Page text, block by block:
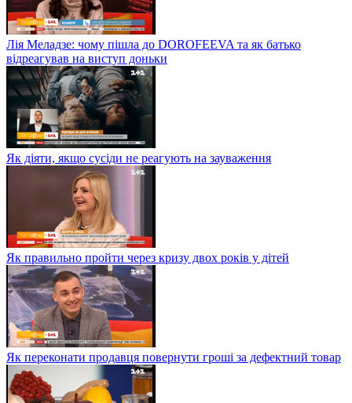
Лія Меладзе: чому пішла до DOROFEEVA та як батько
відреагував на виступ доньки
Як діяти, якщо сусіди не реагують на зауваження
Як правильно пройти через кризу двох років у дітей
Як переконати продавця повернути гроші за дефектний товар